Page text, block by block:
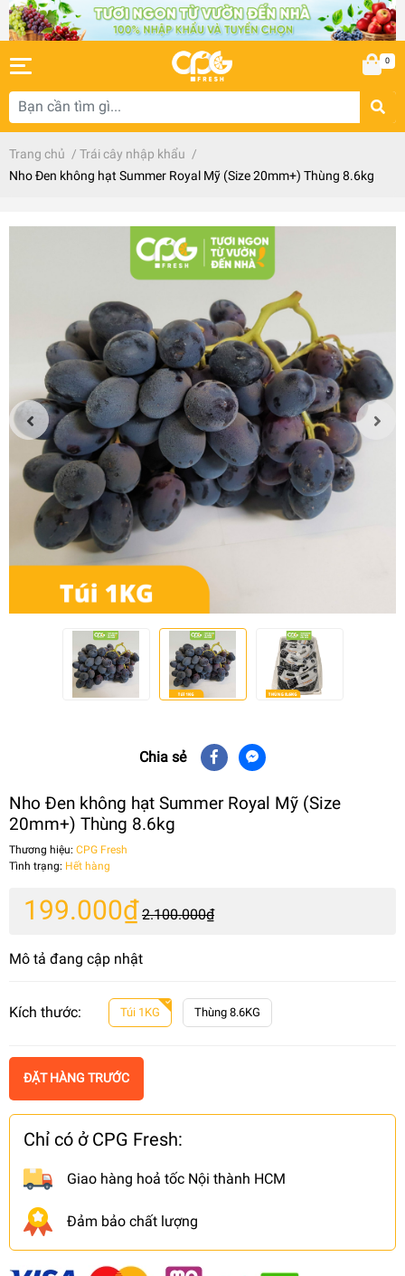
0
Trang chủ / Trái cây nhập khẩu /
Nho Đen không hạt Summer Royal Mỹ (Size 20mm+) Thùng 8.6kg
Chia sẻ
Nho Đen không hạt Summer Royal Mỹ (Size
20mm+) Thùng 8.6kg
Thương hiệu: CPG Fresh
Tình trạng: Hết hàng
199.000₫ 2.100.000₫
Mô tả đang cập nhật
Kích thước: Túi 1KG Thùng 8.6KG
ĐẶT HÀNG TRƯỚC
Chỉ có ở CPG Fresh:
Giao hàng hoả tốc Nội thành HCM
Đảm bảo chất lượng